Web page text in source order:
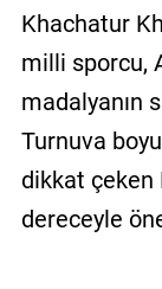
Khachatur
milli sporcu,
madalyanın
Turnuva
dikkat çeken
dereceyle